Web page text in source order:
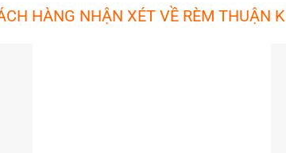
HÀNG NHẬN XÉT VỀ RÈM THUẬN